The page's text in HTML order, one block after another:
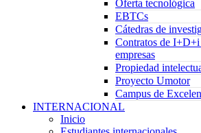
Oferta tecnológica
EBTCs
Cátedras de
Contratos de
empresas
Propiedad
Proyecto Umotor
Campus de
INTERNACIONAL
Inicio